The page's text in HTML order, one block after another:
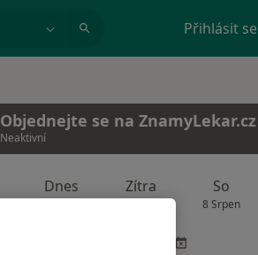
Přihlásit se
Objednejte se na ZnamyLekar.cz
Neaktivní
Dnes Zítra So
8 Srpen